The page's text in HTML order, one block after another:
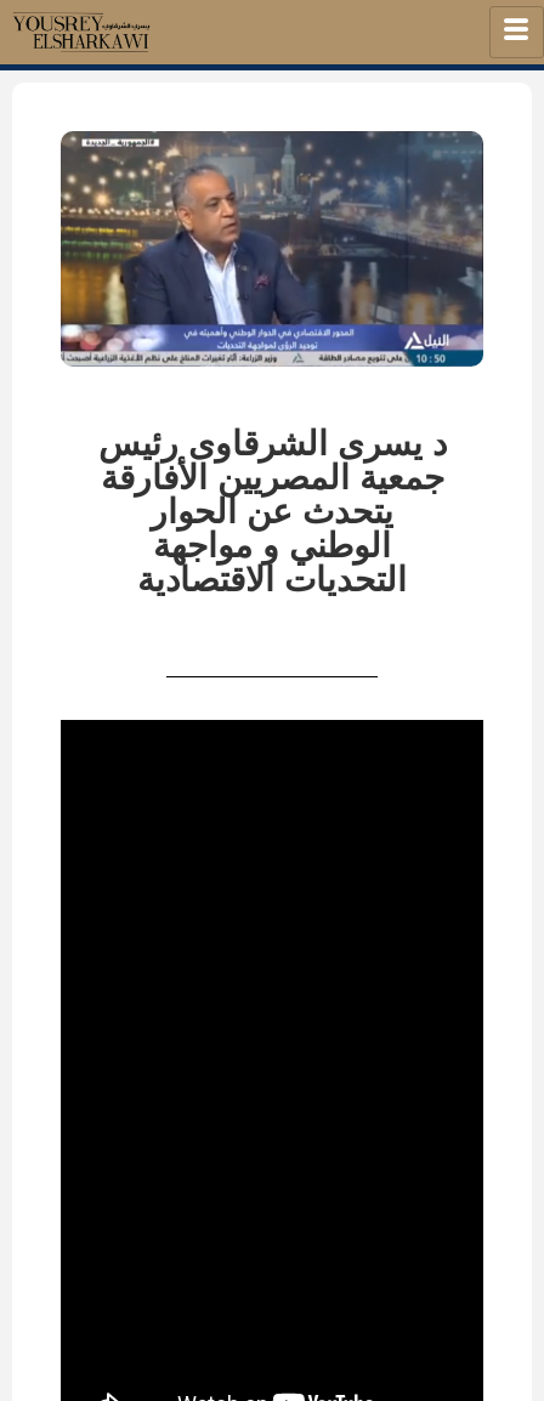
د يسرى الشرقاوى رئيس
جمعية المصريين الأفارقة
يتحدث عن الحوار
الوطني و مواجهة
التحديات الاقتصادية